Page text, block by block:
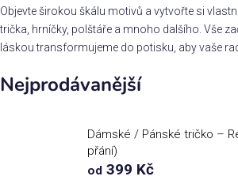
Rodina
/
Objevte širokou škálu motivů a vytvořte si
trička, hrníčky, polštáře a mnoho dalšího. Vše
láskou transformujeme do potisku, aby vaše
Nejprodávanější
Dámské / Pánské tričko –
přání)
od 399 Kč